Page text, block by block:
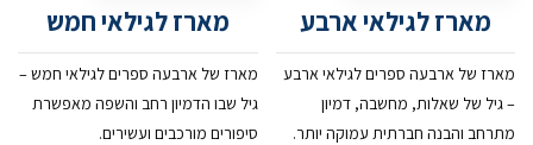
מארז לגילאי ארבע
מארז של ארבעה ספרים לגילאי ארבע
– גיל של שאלות, מחשבה, דמיון
מתרחב והבנה חברתית עמוקה יותר.
מארז לגילאי חמש
מארז של ארבעה ספרים לגילאי חמש –
גיל שבו הדמיון רחב והשפה מאפשרת
סיפורים מורכבים ועשירים.